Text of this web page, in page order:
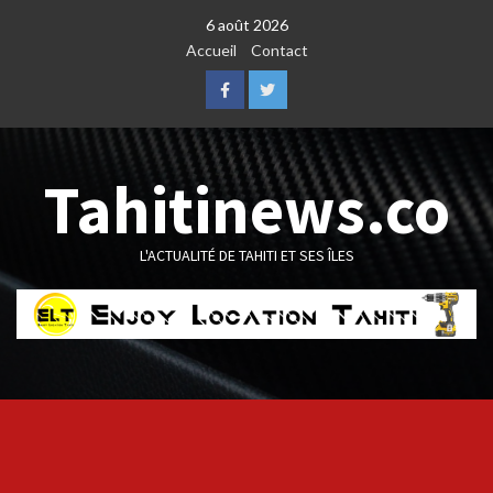
6 août 2026
Accueil
Contact
FacebookTwitter
Tahitinews.co
L'ACTUALITÉ DE TAHITI ET SES ÎLES